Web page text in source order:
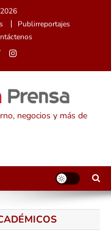
Publirreportajes
negocios y más de